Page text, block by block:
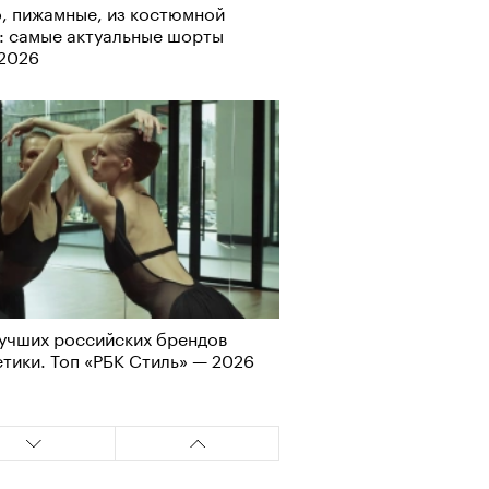
пижамные, из костюмной
самые актуальные шорты
российских брендов
Топ «РБК Стиль» — 2026
Altman Talks: «Умение
— это освобождающая
ли человек прожить 180 лет:
Станислав Скакун